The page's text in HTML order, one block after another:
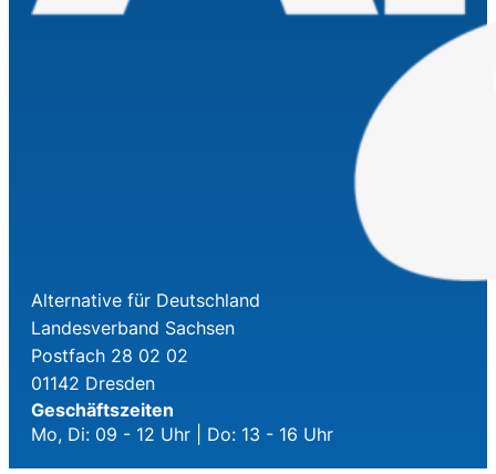
Alternative für Deutschland
Landesverband Sachsen
Postfach 28 02 02
01142 Dresden
Geschäftszeiten
Mo, Di: 09 - 12 Uhr | Do: 13 - 16 Uhr